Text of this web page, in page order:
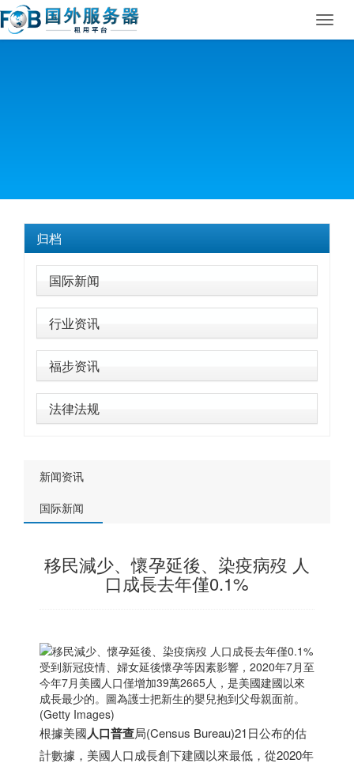
归档
国际新闻
行业资讯
福步资讯
法律法规
新闻资讯
国际新闻
移民減少、懷孕延後、染疫病歿 人
口成長去年僅0.1%
受到新冠疫情、婦女延後懷孕等因素影響，2020年7月至
今年7月美國人口僅增加39萬2665人，是美國建國以來
成長最少的。圖為護士把新生的嬰兒抱到父母親面前。
(Getty Images)
根據美國人口普查局(Census Bureau)21日公布的估
計數據，美國人口成長創下建國以來最低，從2020年